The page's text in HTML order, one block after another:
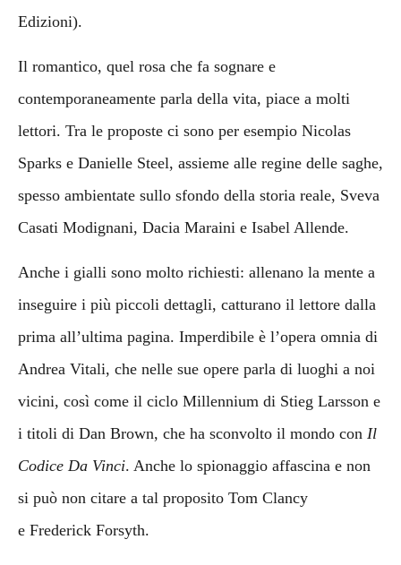
Edizioni).
Il romantico, quel rosa che fa sognare e
contemporaneamente parla della vita, piace a molti
lettori. Tra le proposte ci sono per esempio Nicolas
Sparks e Danielle Steel, assieme alle regine delle saghe,
spesso ambientate sullo sfondo della storia reale, Sveva
Casati Modignani, Dacia Maraini e Isabel Allende.
Anche i gialli sono molto richiesti: allenano la mente a
inseguire i più piccoli dettagli, catturano il lettore dalla
prima all’ultima pagina. Imperdibile è l’opera omnia di
Andrea Vitali, che nelle sue opere parla di luoghi a noi
vicini, così come il ciclo Millennium di Stieg Larsson e
i titoli di Dan Brown, che ha sconvolto il mondo con Il
Codice Da Vinci. Anche lo spionaggio affascina e non
si può non citare a tal proposito Tom Clancy
e Frederick Forsyth.